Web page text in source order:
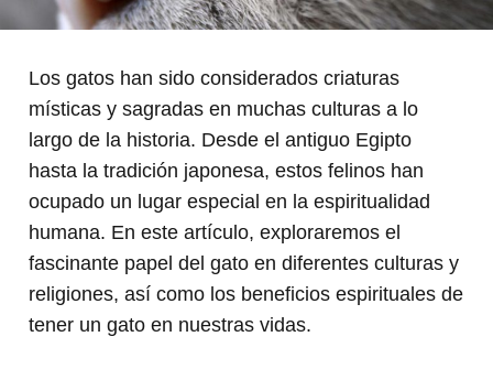
Los gatos han sido considerados criaturas
místicas y sagradas en muchas culturas a lo
largo de la historia. Desde el antiguo Egipto
hasta la tradición japonesa, estos felinos han
ocupado un lugar especial en la espiritualidad
humana. En este artículo, exploraremos el
fascinante papel del gato en diferentes culturas y
religiones, así como los beneficios espirituales de
tener un gato en nuestras vidas.